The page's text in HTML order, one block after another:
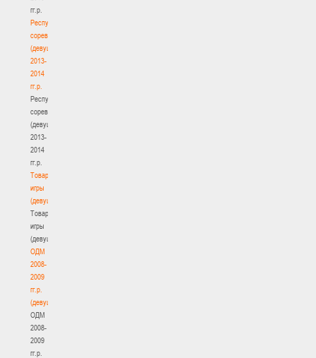
гг.р.
Республиканские
соревнования
(девушки)
2013-
2014
гг.р.
Республиканские
соревнования
(девушки)
2013-
2014
гг.р.
Товарищеские
игры
(девушки)
Товарищеские
игры
(девушки)
ОДМ
2008-
2009
гг.р.
(девушки)
ОДМ
2008-
2009
гг.р.